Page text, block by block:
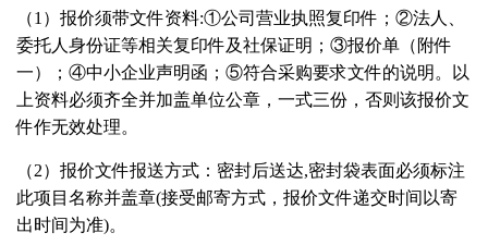
（1）报价须带文件资料:①公司营业执照复印件；②法人、
委托人身份证等相关复印件及社保证明；③报价单（附件
一）；④中小企业声明函；⑤符合采购要求文件的说明。以
上资料必须齐全并加盖单位公章，一式三份，否则该报价文
件作无效处理。
（2）报价文件报送方式：密封后送达,密封袋表面必须标注
此项目名称并盖章(接受邮寄方式，报价文件递交时间以寄
出时间为准)。